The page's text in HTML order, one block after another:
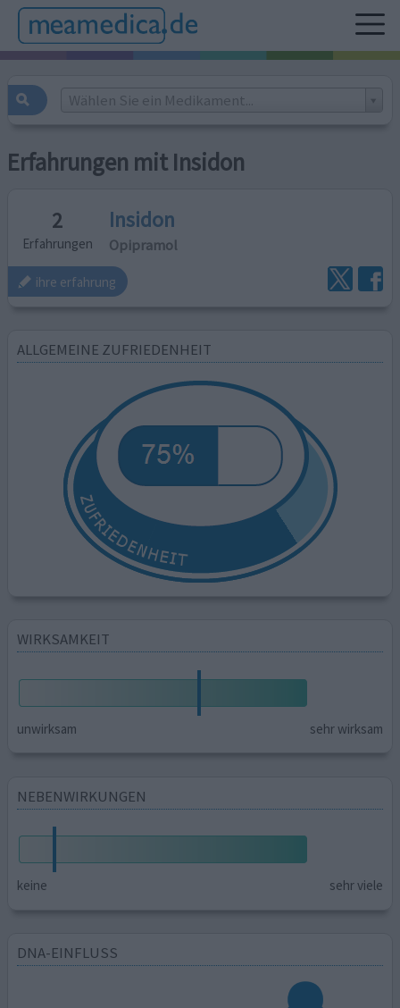
Wählen Sie ein Medikament...
Erfahrungen mit Insidon
2
Erfahrungen
Insidon
Opipramol
ihre erfahrung
ALLGEMEINE ZUFRIEDENHEIT
WIRKSAMKEIT
unwirksam sehr wirksam
NEBENWIRKUNGEN
keine sehr viele
DNA-EINFLUSS